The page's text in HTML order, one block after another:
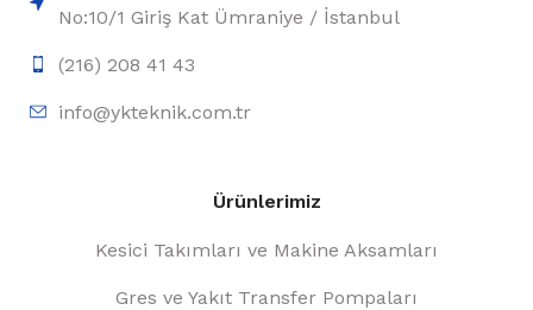
No:10/1 Giriş Kat Ümraniye / İstanbul
(216) 208 41 43
info@ykteknik.com.tr
Ürünlerimiz
Kesici Takımları ve Makine Aksamları
Gres ve Yakıt Transfer Pompaları